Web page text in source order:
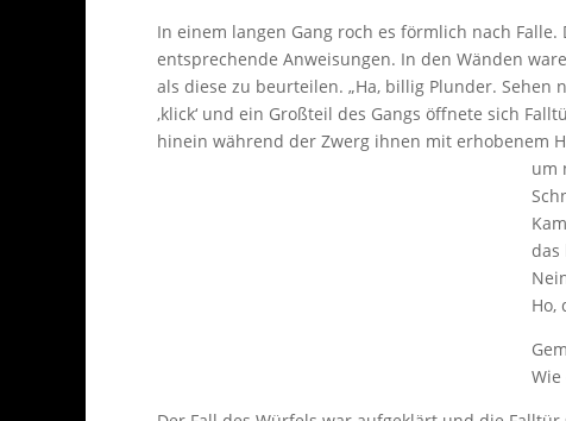
In einem langen Gang roch es förmlich nach
entsprechende Anweisungen. In den Wänden
als diese zu beurteilen. „Ha, billig Plunder. Sehen
‚klick‘ und ein Großteil des Gangs öffnete sich
hinein während der Zwerg ihnen mit erhobenem
um
das
Ho,
Wie